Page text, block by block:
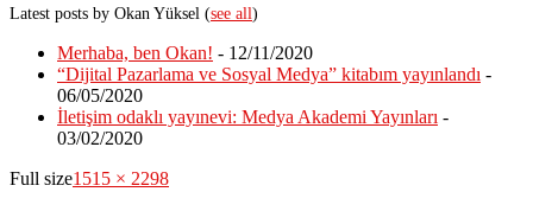
Latest posts by Okan Yüksel (see all)
Merhaba, ben Okan! - 12/11/2020
“Dijital Pazarlama ve Sosyal Medya” kitabım yayınlandı -
06/05/2020
İletişim odaklı yayınevi: Medya Akademi Yayınları -
03/02/2020
Full size1515 × 2298